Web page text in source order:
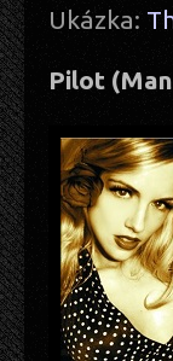
Ukázka:
Pilot